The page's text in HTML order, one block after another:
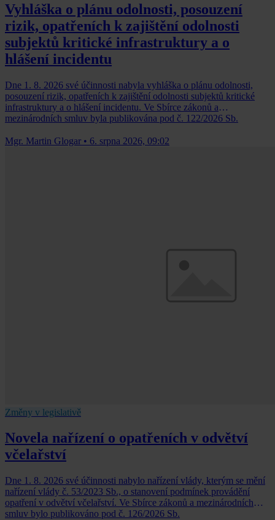
Vyhláška o plánu odolnosti, posouzení
rizik, opatřeních k zajištění odolnosti
subjektů kritické infrastruktury a o
hlášení incidentu
Dne 1. 8. 2026 své účinnosti nabyla vyhláška o plánu odolnosti,
posouzení rizik, opatřeních k zajištění odolnosti subjektů kritické
infrastruktury a o hlášení incidentu. Ve Sbírce zákonů a
mezinárodních smluv byla publikována pod č. 122/2026 Sb.
Mgr. Martin Glogar • 6. srpna 2026, 09:02
Změny v legislativě
Novela nařízení o opatřeních v odvětví
včelařství
Dne 1. 8. 2026 své účinnosti nabylo nařízení vlády, kterým se mění
nařízení vlády č. 53/2023 Sb., o stanovení podmínek provádění
opatření v odvětví včelařství. Ve Sbírce zákonů a mezinárodních
smluv bylo publikováno pod č. 126/2026 Sb.